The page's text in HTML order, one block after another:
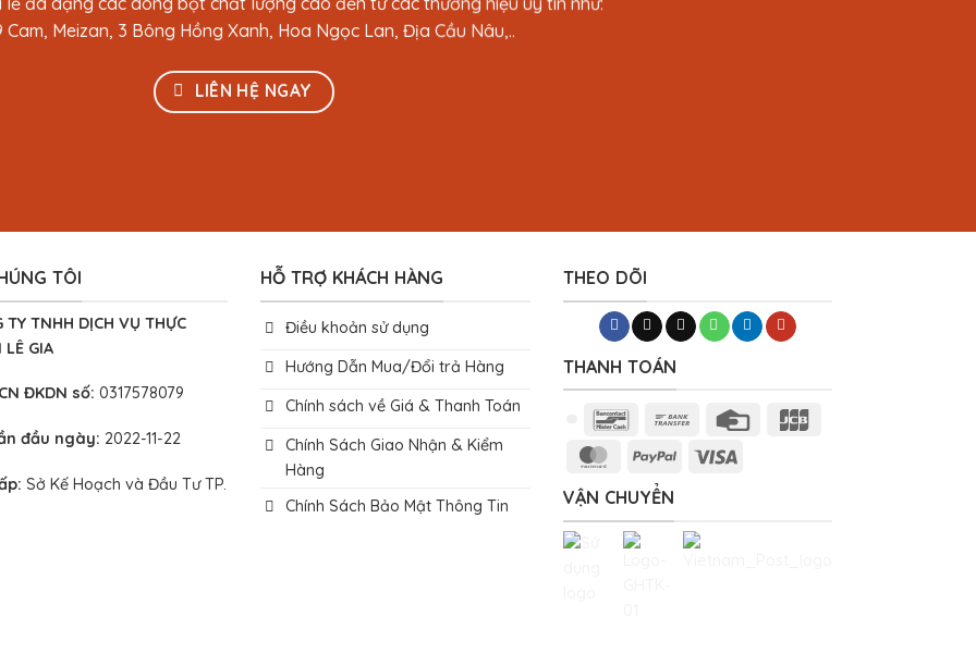
Cam, Meizan, 3 Bông Hồng Xanh, Hoa Ngọc Lan, Địa Cầu Nâu,..
LIÊN HỆ NGAY
TÔI
TY TNHH DỊCH VỤ THỰC
LÊ GIA
ĐKDN số: 0317578079
đầu ngày: 2022-11-22
Sở Kế Hoạch và Đầu Tư TP.
HỖ TRỢ KHÁCH HÀNG
Điều khoản sử dụng
Hướng Dẫn Mua/Đổi trả Hàng
Chính sách về Giá & Thanh Toán
Chính Sách Giao Nhận & Kiểm
Hàng
Chính Sách Bảo Mật Thông Tin
THEO DÕI
THANH TOÁN
BancontactBank
Credit
MasterCardPayPal Visa
VẬN CHUYỂN